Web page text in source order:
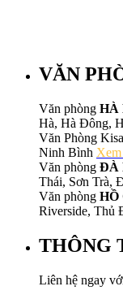
VĂN
Văn phòng HÀ
Hà, Hà Đông,
Văn Phòng
Ninh Bình
Văn phòng ĐÀ
Thái, Sơn Trà,
Văn phòng HỒ
Riverside, Thủ
THÔNG
Liên hệ ngay